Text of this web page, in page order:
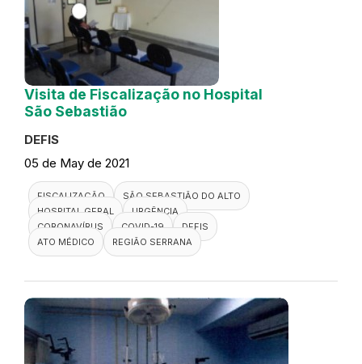
Visita de Fiscalização no Hospital
São Sebastião
DEFIS
05 de May de 2021
FISCALIZAÇÃO
SÃO SEBASTIÃO DO ALTO
HOSPITAL GERAL
URGÊNCIA
CORONAVÍRUS
COVID-19
DEFIS
ATO MÉDICO
REGIÃO SERRANA